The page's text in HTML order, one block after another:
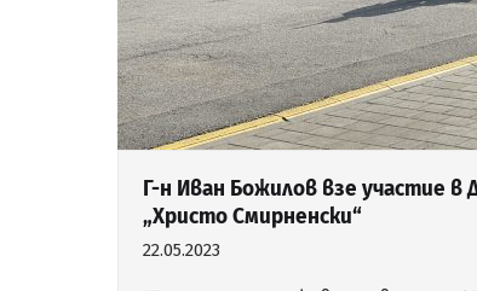
Г-н Иван Божилов взе участие в
„Христо Смирненски“
22.05.2023